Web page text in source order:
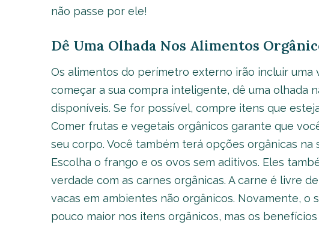
não passe por ele!
Dê Uma Olhada Nos Alimentos
Os alimentos do perímetro externo irão incluir uma
começar a sua compra inteligente, dê uma olhada
disponíveis. Se for possível, compre itens que
Comer frutas e vegetais orgânicos garante que
seu corpo. Você também terá opções orgânicas na
Escolha o frango e os ovos sem aditivos. Eles
verdade com as carnes orgânicas. A carne é livre
vacas em ambientes não orgânicos. Novamente, o
pouco maior nos itens orgânicos, mas os